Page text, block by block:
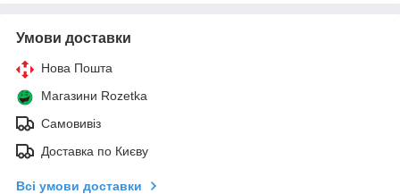
Умови доставки
Нова Пошта
Магазини Rozetka
Самовивіз
Доставка по Києву
Всі умови доставки